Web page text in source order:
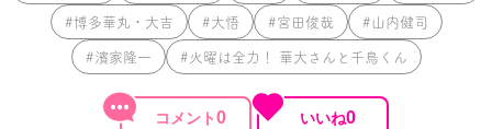
#博多華丸・大吉 #大悟 #宮田俊哉 #山内健司
#濱家隆一 #火曜は全力！ 華大さんと千鳥くん
0 0